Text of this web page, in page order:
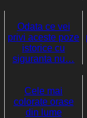
Odata ce vei
privi aceste poze
istorice cu
siguranta nu…
Cele mai
colorate orase
din lume